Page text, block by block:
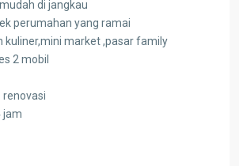
di jangkau
perumahan yang ramai
kuliner,mini market ,pasar family
2 mobil
jam